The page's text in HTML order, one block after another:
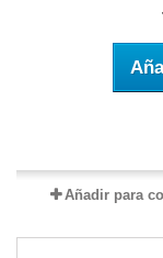
Añadir para